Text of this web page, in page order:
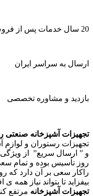
20 سال خدمات پس از فروش
ارسال به سراسر ایران
بازدید و مشاوره تخصصی
تجهیزات آشپزخانه صنعتی
تجهیزات رستوران و
و ” ارسال سریع” از
روز تأسیس بوده و تمام سعی
راکار سعی بر آن دارد که
بیفزاید تا بتواند نیاز همه
تجهیزات آشپزخانه مرتفع